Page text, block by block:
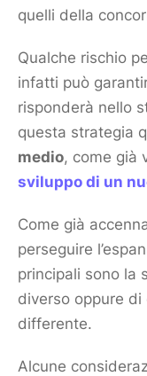
quelli della
Qualche rischio
infatti può
risponderà nello
questa strategia
medio, come già
sviluppo di un
Come già
perseguire
principali sono la
diverso oppure
differente.
Alcune